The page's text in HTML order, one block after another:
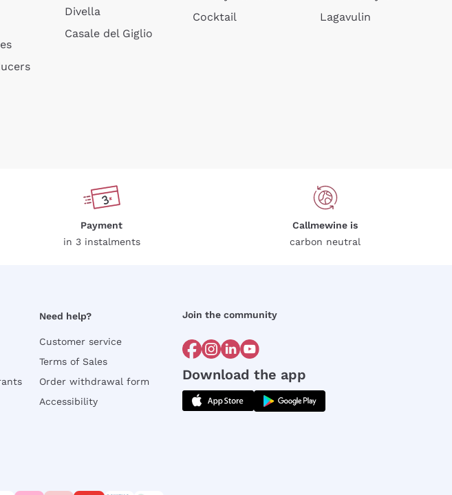
Divella
Casale del Giglio
Cocktail
Lagavulin
Payment
in 3 instalments
Callmewine is
carbon neutral
Need help?
Customer service
Terms of Sales
Order withdrawal form
Accessibility
Join the community
Download the app